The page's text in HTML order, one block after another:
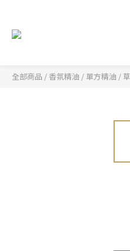
全部商品 / 香氛精油 / 單方精油 /